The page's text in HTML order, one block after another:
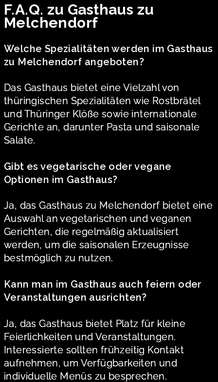
F.A.Q. zu Gasthaus zu
Melchendorf
Welche Spezialitäten werden im Gasthaus
zu Melchendorf angeboten?
Das Gasthaus bietet eine Vielzahl von
thüringischen Spezialitäten wie Rostbrätel
und Thüringer Klöße sowie internationale
Gerichte an, darunter Pasta und saisonale
Salate.
Gibt es vegetarische oder vegane
Optionen im Gasthaus?
Ja, das Gasthaus zu Melchendorf bietet eine
Auswahl an vegetarischen und veganen
Gerichten, die regelmäßig aktualisiert
werden, um die saisonalen Erzeugnisse
bestmöglich zu nutzen.
Kann man im Gasthaus auch feiern oder
Veranstaltungen ausrichten?
Ja, das Gasthaus bietet Platz für kleine
Feierlichkeiten und Veranstaltungen.
Interessierte sollten frühzeitig Kontakt
aufnehmen, um Verfügbarkeiten und
individuelle Menüs zu besprechen.